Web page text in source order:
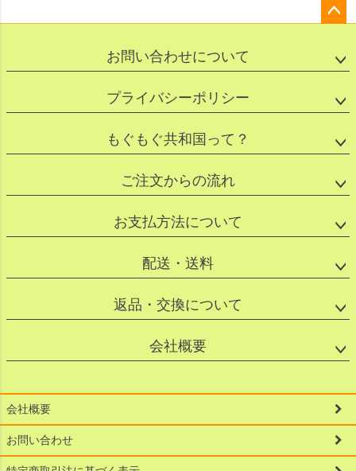
ップ
お問い合わせについて
プライバシーポリシー
もぐもぐ共和国って？
ご注文からの流れ
お支払方法について
配送・送料
返品・交換について
会社概要
会社概要
お問い合わせ